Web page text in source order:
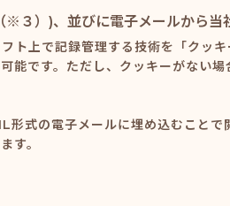
３）)、並びに電子メールから当
ト上で記録管理する技術を「クッ
です。ただし、クッキーがない
式の電子メールに埋め込むことで
す。